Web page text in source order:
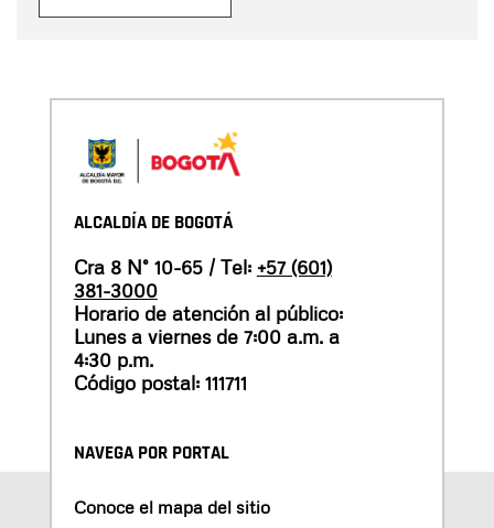
ALCALDÍA DE BOGOTÁ
Cra 8 N° 10-65 / Tel: +57 (601)
381-3000
Horario de atención al público:
Lunes a viernes de 7:00 a.m. a
4:30 p.m.
Código postal: 111711
NAVEGA POR PORTAL
Conoce el mapa del sitio